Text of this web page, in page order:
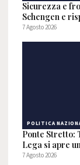
Sicurezza e
Schengen e
7 Agosto 2026
POLITICA
Ponte Stretto:
Lega si apre
7 Agosto 2026